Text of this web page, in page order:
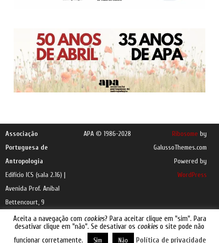
Associação
Portuguesa de
Antropologia
Edifício ICS (sala 2.16) |
Avenida Prof. Aníbal
Bettencourt, 9
1600-189 Lisboa |e-
mail
APA © 1986-2028 Ribosome by
GalussoThemes.com
Powered by
WordPress
Aceita a navegação com cookies? Para aceitar clique em "sim". Para
desativar clique em "não". Se desativar os cookieso site pode não
funcionar corretamente.
Sim Não Política de privacidade